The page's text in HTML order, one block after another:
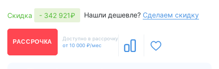
Скидка - 342 921₽ Нашли дешевле? Сделаем скидку
Доступно в рассрочку
от 10 000 ₽/мес
РАССРОЧКА